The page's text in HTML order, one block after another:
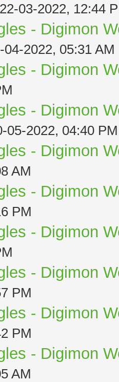
03-2022, 12:44
- Digimon
04-2022, 05:31 AM
- Digimon
- Digimon
05-2022, 04:40 PM
- Digimon
AM
- Digimon
PM
- Digimon
- Digimon
PM
- Digimon
PM
- Digimon
AM